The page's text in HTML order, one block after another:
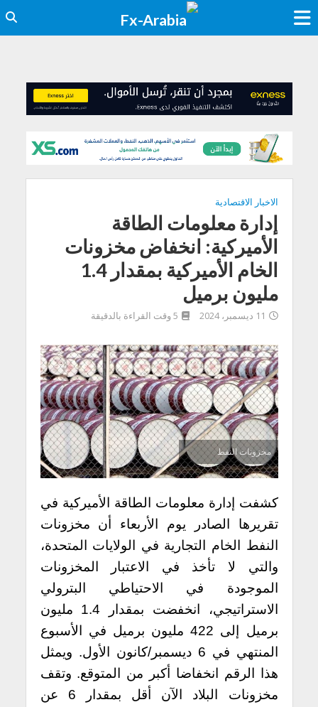
الاخبار الاقتصادية
إدارة معلومات الطاقة
الأميركية: انخفاض مخزونات
الخام الأميركية بمقدار 1.4
مليون برميل
11 ديسمبر، 2024 5 وقت القراءة بالدقيقة
مخزونات النفط
كشفت إدارة معلومات الطاقة الأميركية في
تقريرها الصادر يوم الأربعاء أن مخزونات
النفط الخام التجارية في الولايات المتحدة،
والتي لا تأخذ في الاعتبار المخزونات
الموجودة في الاحتياطي البترولي
الاستراتيجي، انخفضت بمقدار 1.4 مليون
برميل إلى 422 مليون برميل في الأسبوع
المنتهي في 6 ديسمبر/كانون الأول. ويمثل
هذا الرقم انخفاضا أكبر من المتوقع. وتقف
مخزونات البلاد الآن أقل بمقدار 6 عن